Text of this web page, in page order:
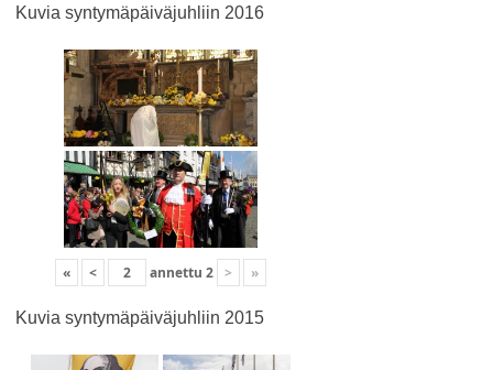
Kuvia syntymäpäiväjuhliin 2016
« < annettu 2 > »
Kuvia syntymäpäiväjuhliin 2015